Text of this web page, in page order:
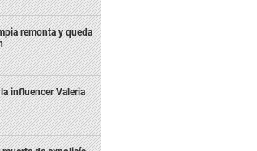
remonta y queda
influencer Valeria